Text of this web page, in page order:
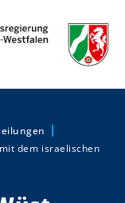
dem israelischen